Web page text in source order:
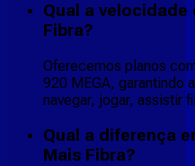
Qual a velocidade
Fibra?
Oferecemos planos
920 MEGA, garantindo
navegar, jogar, assistir
Qual a diferença
Mais Fibra?